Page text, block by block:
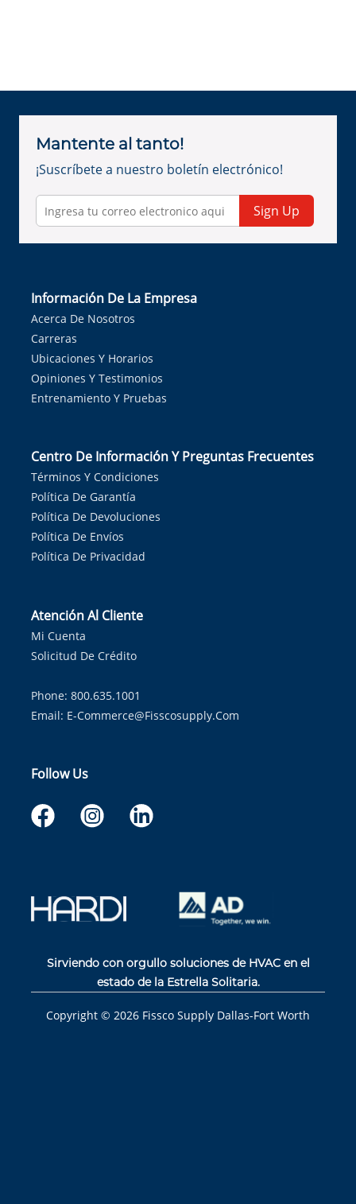
Mantente al tanto!
¡Suscríbete a nuestro boletín electrónico!
Sign Up
Información De La Empresa
Acerca De Nosotros
Carreras
Ubicaciones Y Horarios
Opiniones Y Testimonios
Entrenamiento Y Pruebas
Centro De Información Y Preguntas Frecuentes
Términos Y Condiciones
Política De Garantía
Política De Devoluciones
Política De Envíos
Política De Privacidad
Atención Al Cliente
Mi Cuenta
Solicitud De Crédito
Phone: 800.635.1001
Email: E-Commerce@fisscosupply.com
Follow Us
Sirviendo con orgullo soluciones de HVAC en el
estado de la Estrella Solitaria.
Copyright © 2026 Fissco Supply Dallas-Fort Worth